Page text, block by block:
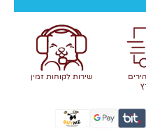
שירות לקוחות זמין